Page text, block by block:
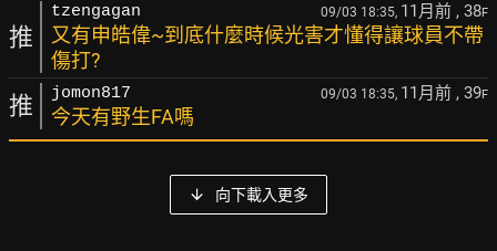
推
tzengagan 09/03 18:35, 11月前 , 38F
又有申皓偉~到底什麼時候光害才懂得讓球員不帶
傷打?
推 jomon817 09/03 18:35, 11月前 , 39F
今天有野生FA嗎
向下載入更多